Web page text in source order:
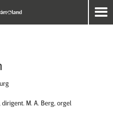
M. A. Berg, orgel